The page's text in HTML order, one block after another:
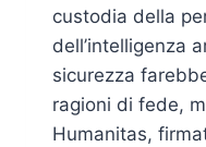
custodia della
dell’intelligenza
sicurezza
ragioni di fede,
Humanitas,